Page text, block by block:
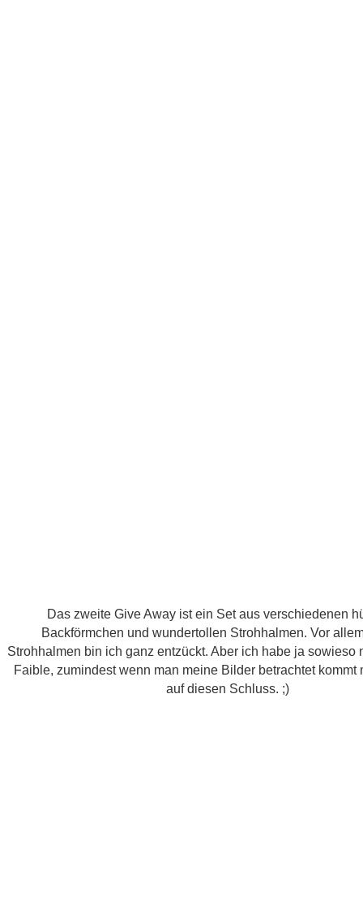
Das zweite Give Away ist ein Set aus verschiedenen
Backförmchen und wundertollen Strohhalmen. Vor
Strohhalmen bin ich ganz entzückt. Aber ich habe ja sowieso
Faible, zumindest wenn man meine Bilder betrachtet kommt
auf diesen Schluss. ;)